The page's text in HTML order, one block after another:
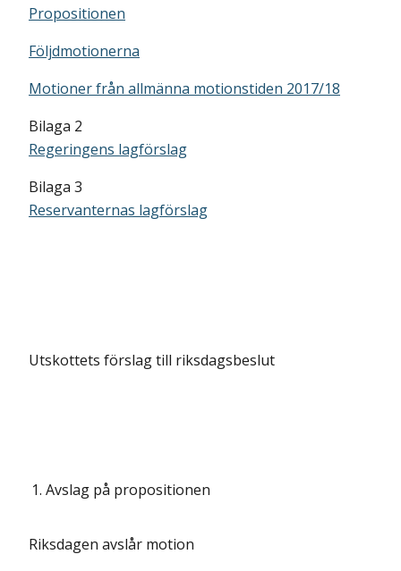
Propositionen
Följdmotionerna
Motioner från allmänna motionstiden 2017/18
Bilaga 2
Regeringens lagförslag
Bilaga 3
Reservanternas lagförslag
Utskottets förslag till riksdagsbeslut
1. Avslag på propositionen
Riksdagen avslår motion